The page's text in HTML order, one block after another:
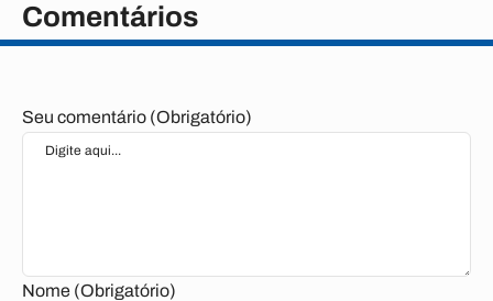
Comentários
Seu comentário (Obrigatório)
Nome (Obrigatório)